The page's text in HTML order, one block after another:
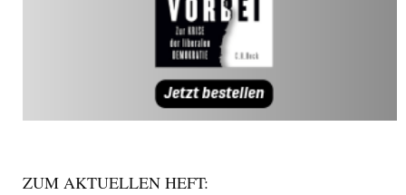
ZUM AKTUELLEN HEFT: